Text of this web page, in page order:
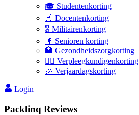
🎓 Studentenkorting
🍎 Docentenkorting
🎖️ Militairenkorting
👴 Senioren korting
🏥 Gezondheidszorgkorting
👩‍⚕️ Verpleegkundigenkorting
🎉 Verjaardagskorting
Login
Packlinq Reviews